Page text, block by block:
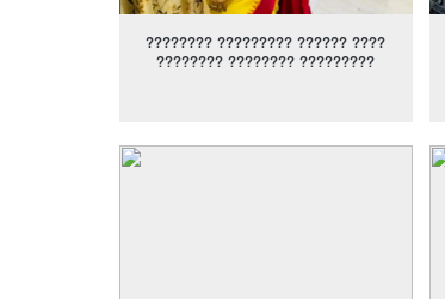
???????? ????????? ?????? ????
???????? ???????? ?????????